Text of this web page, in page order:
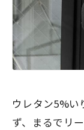
ウレタン5%い
ず、まるでリ